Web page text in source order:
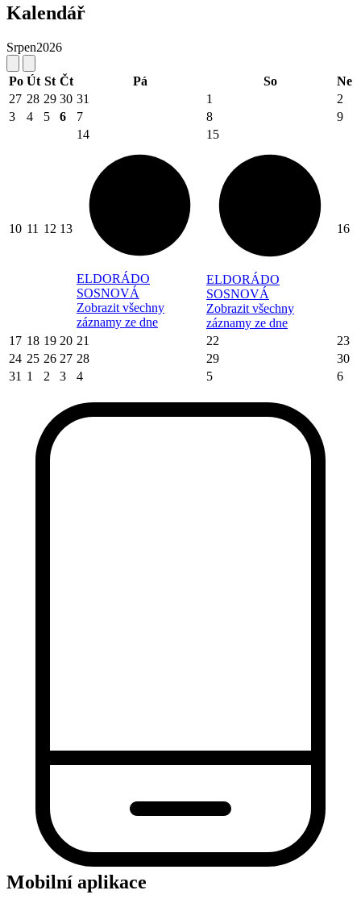
Kalendář
Srpen2026
Po Út St Čt Pá So
Ne
27 28 29 30 31 1
2
3
4 5 6 7 8 9
10 11 12 13
14
ELDORÁDO
SOSNOVÁ
Zobrazit všechny
záznamy ze dne
15
ELDORÁDO
SOSNOVÁ
Zobrazit všechny
záznamy ze dne
16
17 18 19 20 21 22
23
24 25 26 27 28 29
30
31 1 2 3 4 5 6
Mobilní aplikace